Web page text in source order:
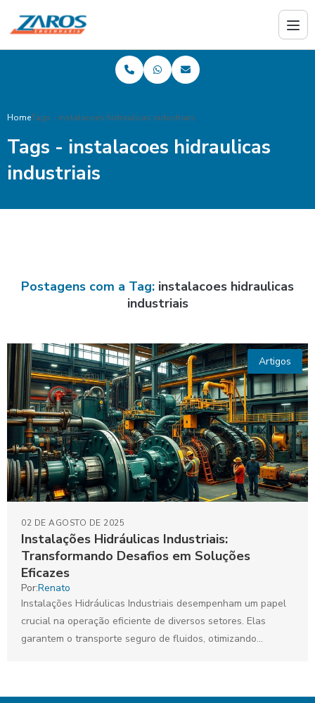
HomeTags - instalacoes hidraulicas industriais
Tags - instalacoes hidraulicas
industriais
Postagens com a Tag: instalacoes hidraulicas
industriais
Artigos
Instalações Hidráulicas Industriais:
Transformando Desafios em Soluções
Eficazes
02 DE AGOSTO DE 2025
Por:Renato
Instalações Hidráulicas Industriais desempenham um papel
crucial na operação eficiente de diversos setores. Elas
garantem o transporte seguro de fluidos, otimizando